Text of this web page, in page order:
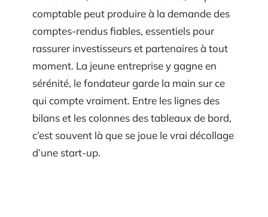
comptable peut produire à la demande des
comptes-rendus fiables, essentiels pour
rassurer investisseurs et partenaires à tout
moment. La jeune entreprise y gagne en
sérénité, le fondateur garde la main sur ce
qui compte vraiment. Entre les lignes des
bilans et les colonnes des tableaux de bord,
c’est souvent là que se joue le vrai décollage
d’une start-up.